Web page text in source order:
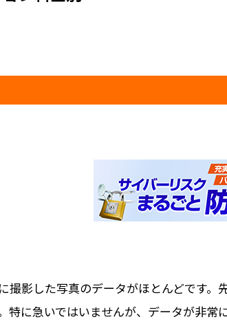
撮影した写真のデータがほとんどです
特に急いではいませんが、データが非常